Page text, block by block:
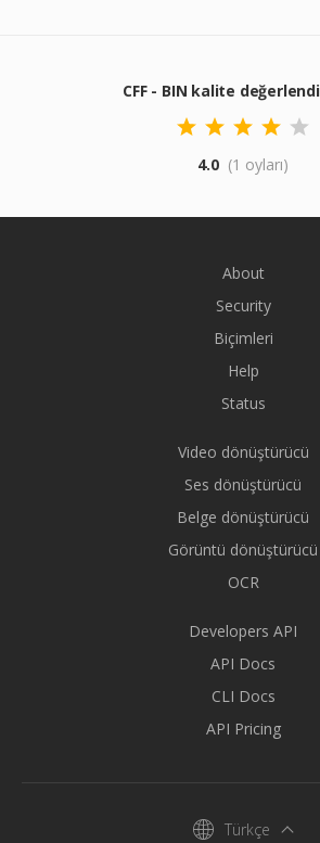
CFF - BIN kalite
4.0 (1 oyları)
About
Security
Biçimleri
Help
Status
Video dönüştürücü
Ses dönüştürücü
Belge dönüştürücü
Görüntü dönüştürücü
OCR
Developers API
API Docs
CLI Docs
API Pricing
Türkçe